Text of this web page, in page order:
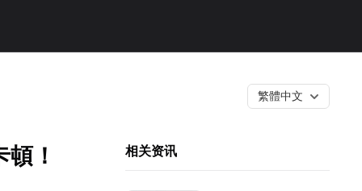
繁體中文
！ 相关资讯